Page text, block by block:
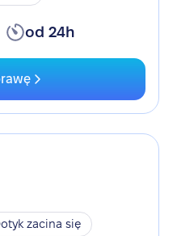
od 24h
zacina się